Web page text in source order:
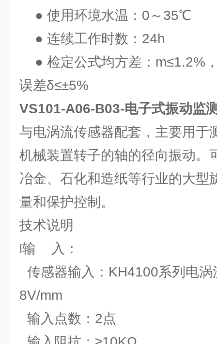
● 使用环境水温：0～35℃
● 连续工作时数：24h
● 检定公式均方差：m≤1.2%
误差δ≤±5%
VS101-A06-B03-电子式振动监
与电涡流传感器配套，主要用于
机械装置转子的轴的径向振动。
冶金、石化和造纸等行业的大型
量和保护控制。
技术说明
l输 入：
传感器输入：KH4100系列电
8V/mm
输入点数：2点